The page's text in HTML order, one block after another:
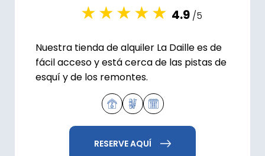
4.9 /5
Nuestra tienda de alquiler La Daille es de
fácil acceso y está cerca de las pistas de
esquí y de los remontes.
RESERVE AQUÍ